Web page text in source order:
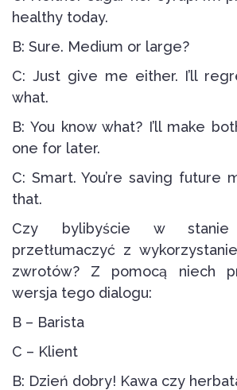
healthy today.
B: Sure. Medium or large?
C: Just give me either. I’ll
what.
B: You know what? I’ll make
one for later.
C: Smart. You’re saving future
that.
Czy bylibyście w
przetłumaczyć z
zwrotów? Z pomocą niech
wersja tego dialogu:
B – Barista
C – Klient
B: Dzień dobry! Kawa czy